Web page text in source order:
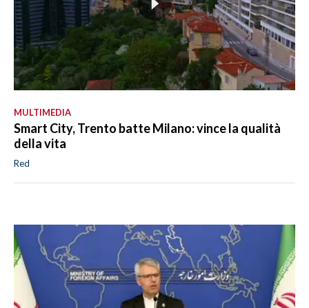
MULTIMEDIA
Smart City, Trento batte Milano: vince la qualità
della vita
Red